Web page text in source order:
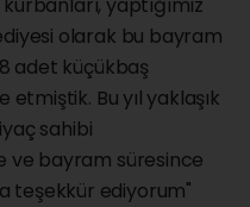
yaptığımız
olarak bu bayram
adet küçükbaş
etmiştik. Bu yıl yaklaşık
sahibi
ve bayram süresince
teşekkür ediyorum"